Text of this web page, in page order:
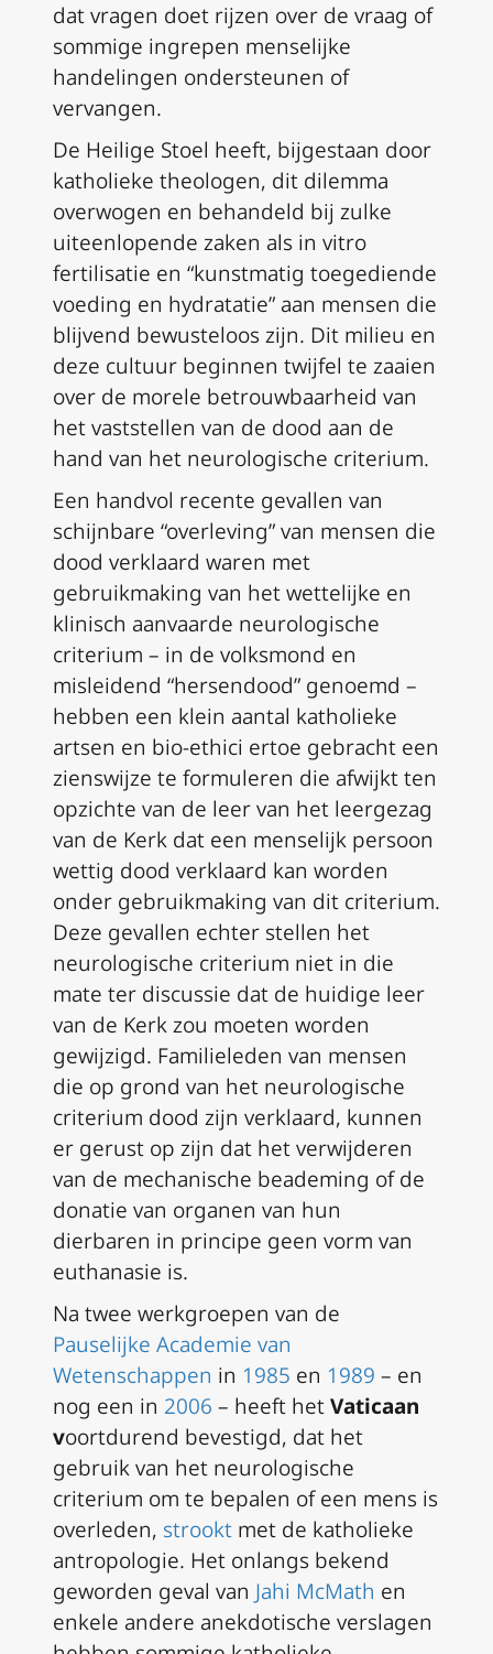
dat vragen doet rijzen over de vraag of
sommige ingrepen menselijke
handelingen ondersteunen of
vervangen.
De Heilige Stoel heeft, bijgestaan door
katholieke theologen, dit dilemma
overwogen en behandeld bij zulke
uiteenlopende zaken als in vitro
fertilisatie en “kunstmatig toegediende
voeding en hydratatie” aan mensen die
blijvend bewusteloos zijn. Dit milieu en
deze cultuur beginnen twijfel te zaaien
over de morele betrouwbaarheid van
het vaststellen van de dood aan de
hand van het neurologische criterium.
Een handvol recente gevallen van
schijnbare “overleving” van mensen die
dood verklaard waren met
gebruikmaking van het wettelijke en
klinisch aanvaarde neurologische
criterium – in de volksmond en
misleidend “hersendood” genoemd –
hebben een klein aantal katholieke
artsen en bio-ethici ertoe gebracht een
zienswijze te formuleren die afwijkt ten
opzichte van de leer van het leergezag
van de Kerk dat een menselijk persoon
wettig dood verklaard kan worden
onder gebruikmaking van dit criterium.
Deze gevallen echter stellen het
neurologische criterium niet in die
mate ter discussie dat de huidige leer
van de Kerk zou moeten worden
gewijzigd. Familieleden van mensen
die op grond van het neurologische
criterium dood zijn verklaard, kunnen
er gerust op zijn dat het verwijderen
van de mechanische beademing of de
donatie van organen van hun
dierbaren in principe geen vorm van
euthanasie is.
Na twee werkgroepen van de
Pauselijke Academie van
Wetenschappen in 1985 en 1989 – en
nog een in 2006 – heeft hetVaticaan
voortdurend bevestigd, dat het
gebruik van het neurologische
criterium om te bepalen of een mens is
overleden, strookt met de katholieke
antropologie. Het onlangs bekend
geworden geval van Jahi McMath en
enkele andere anekdotische verslagen